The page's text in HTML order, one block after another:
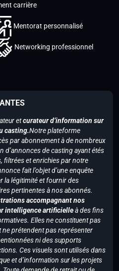
carrière
Mentorat personnalisé
Networking professionnel
etcurateur d’information sur
casting.Notre plateforme
par abonnement à de nombreux
d’annonces de casting ayant étés
filtrées et enrichies par notre
fait l’objet d’une enquête
la légitimité et fournir des
pertinentes à nos abonnés.
accompagnant nos
intelligence artificielleà des fins
Elles ne constituent pas
prétendent pas représenter
ni des supports
Ces visuels sont utilisés dans
et d’information sur les projets